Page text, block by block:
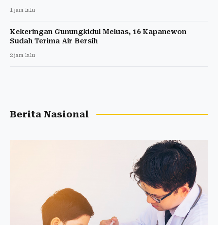
1 jam lalu
Kekeringan Gunungkidul Meluas, 16 Kapanewon
Sudah Terima Air Bersih
2 jam lalu
Berita Nasional